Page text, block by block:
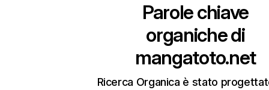
Parole chiave
organiche di
mangatoto.net
Ricerca Organica è stato